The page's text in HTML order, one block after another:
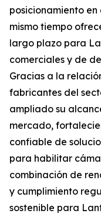
posicionamiento
mismo tiempo
largo plazo para
comerciales y de
Gracias a la
fabricantes del
ampliado su
mercado,
confiable de
para habilitar
combinación de
y cumplimiento
sostenible para